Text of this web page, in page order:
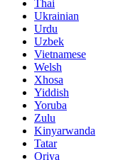
Thai
Ukrainian
Urdu
Uzbek
Vietnamese
Welsh
Xhosa
Yiddish
Yoruba
Zulu
Kinyarwanda
Tatar
Oriya